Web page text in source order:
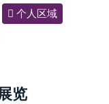
个人区域
览